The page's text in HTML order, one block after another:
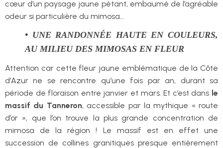
cœur d’un paysage jaune pétant, embaumé de l’agréable
odeur si particulière du mimosa…
• UNE RANDONNÉE HAUTE EN COULEURS,
AU MILIEU DES MIMOSAS EN FLEUR
Attention car cette fleur jaune emblématique de la Côte
d’Azur ne se rencontre qu’une fois par an, durant sa
période de floraison entre janvier et mars. Et c’est dans le
massif du Tanneron, accessible par la mythique « route
d’or », que l’on trouve la plus grande concentration de
mimosa de la région ! Le massif est en effet une
succession de collines granitiques presque entièrement